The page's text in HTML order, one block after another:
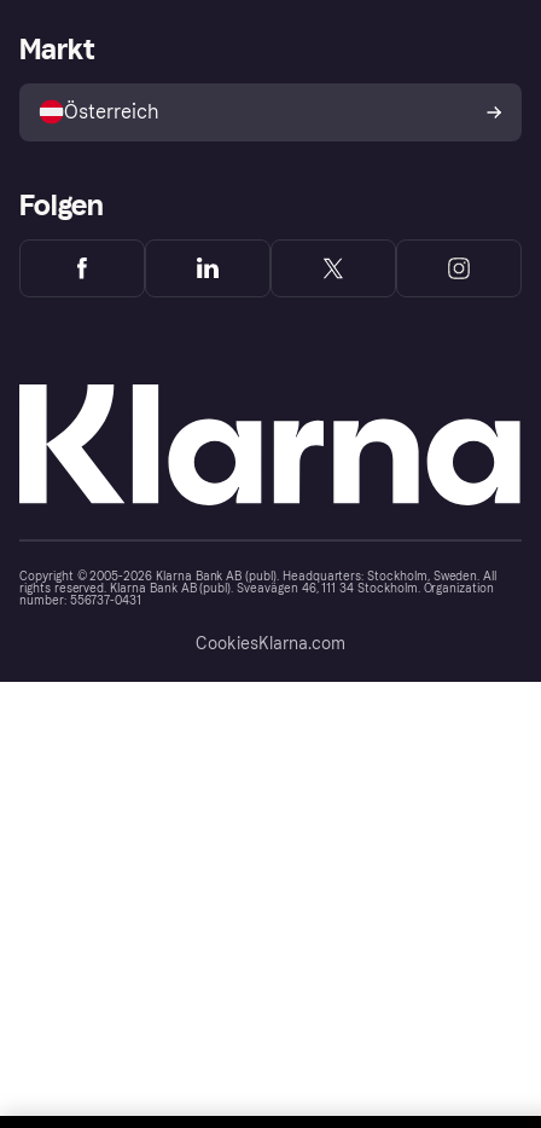
Shops entdecken
Händlerportal
Markt
Österreich
Folgen
Copyright © 2005-2026 Klarna Bank AB (publ). Headquarters: Stockholm, Sweden. All
rights reserved. Klarna Bank AB (publ). Sveavägen 46, 111 34 Stockholm. Organization
number: 556737-0431
CookiesKlarna.com